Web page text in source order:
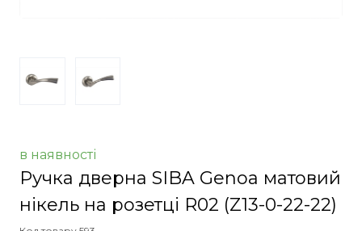
в наявності
Ручка дверна SIBA Genoa матовий
нікель на розетці R02 (Z13-0-22-22)